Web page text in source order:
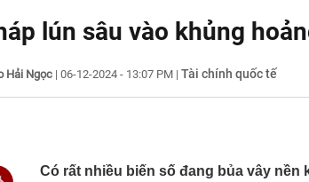
còn 400 tỷ
chắn là siêu phẩm”
Vài mét vuông ngoài trời
nên cẩn thận nguồn gốc
lún sâu vào khủng
Hải Ngọc | 06-12-2024 - 13:07 PM | Tài chính quốc tế
Có rất nhiều biến số đang bủa vây